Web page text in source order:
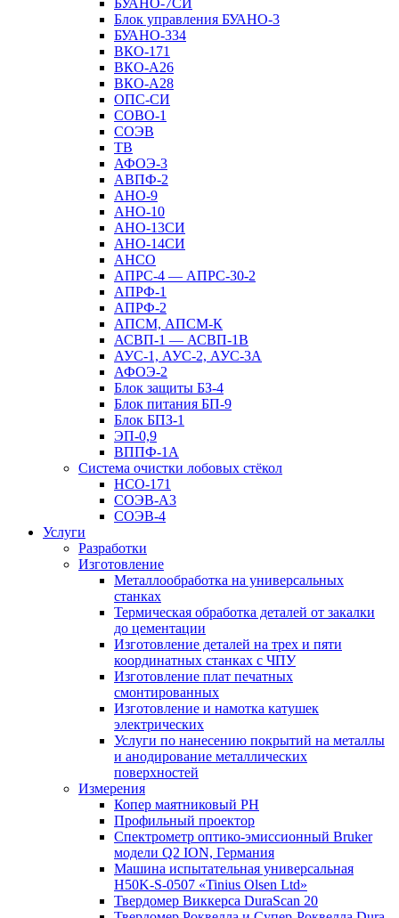
БУАНО-7СИ
Блок управления БУАНО-3
БУАНО-334
ВКО-171
ВКО-А26
ВКО-А28
ОПС-СИ
СОВО-1
СОЭВ
ТВ
АФОЭ-3
АВПФ-2
АНО-9
АНО-10
АНО-13СИ
АНО-14СИ
АНСО
АПРС-4 — АПРС-30-2
АПРФ-1
АПРФ-2
АПСМ, АПСМ-К
АСВП-1 — АСВП-1В
АУС-1, АУС-2, АУС-3А
АФОЭ-2
Блок защиты БЗ-4
Блок питания БП-9
Блок БПЗ-1
ЭП-0,9
ВППФ-1А
Система очистки лобовых стёкол
НСО-171
СОЭВ-А3
СОЭВ-4
Услуги
Разработки
Изготовление
Металлообработка на универсальных
станках
Термическая обработка деталей от закалки
до цементации
Изготовление деталей на трех и пяти
координатных станках с ЧПУ
Изготовление плат печатных
смонтированных
Изготовление и намотка катушек
электрических
Услуги по нанесению покрытий на металлы
и анодирование металлических
поверхностей
Измерения
Копер маятниковый РН
Профильный проектор
Спектрометр оптико-эмиссионный Bruker
модели Q2 ION, Германия
Машина испытательная универсальная
H50K-S-0507 «Tinius Olsen Ltd»
Твердомер Виккерса DuraScan 20